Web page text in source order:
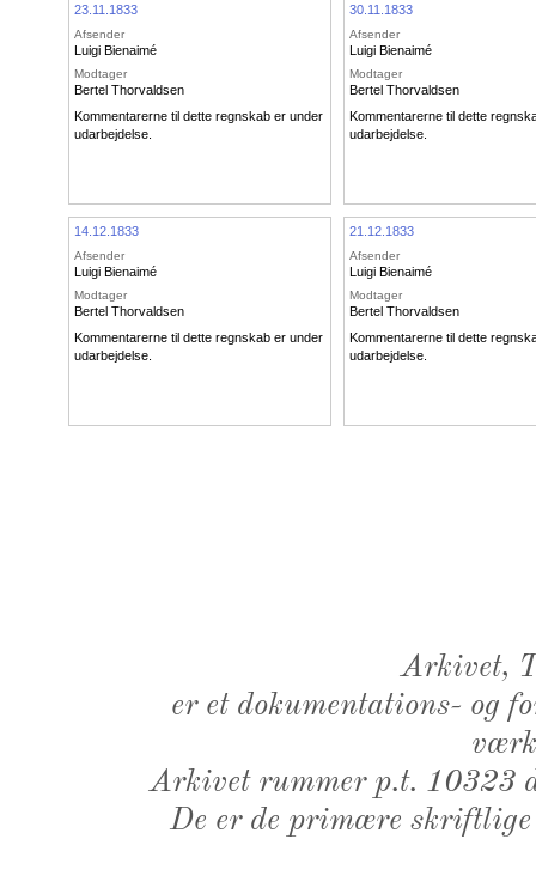
23.11.1833
Afsender
Luigi Bienaimé
Modtager
Bertel Thorvaldsen
Kommentarerne til dette regnskab er under
udarbejdelse.
30.11.1833
Afsender
Luigi Bienaimé
Modtager
Bertel Thorvaldsen
Kommentarerne til dette
udarbejdelse.
14.12.1833
Afsender
Luigi Bienaimé
Modtager
Bertel Thorvaldsen
Kommentarerne til dette regnskab er under
udarbejdelse.
21.12.1833
Afsender
Luigi Bienaimé
Modtager
Bertel Thorvaldsen
Kommentarerne til dette
udarbejdelse.
Arkivet,
er et dokumentations- og
Arkivet rummer p.t. 10323
De er de primære